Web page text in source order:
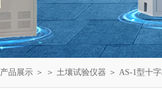
产品展示 ＞ ＞ 土壤试验仪器 ＞ AS-1型十